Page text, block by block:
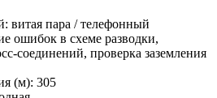
витая пара / телефонный
ошибок в схеме разводки,
соединений, проверка заземления
(м): 305